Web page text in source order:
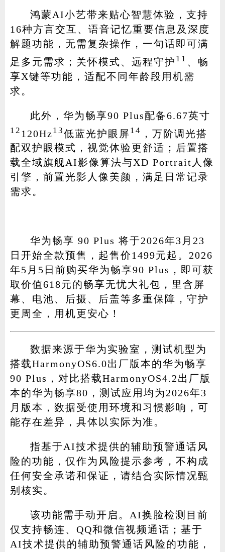
鸿蒙AI小艺带来贴心智慧体验，支持
16种方言交互、语音记忆重要信息及深度
解题功能，无需复杂操作，一句话即可满
足多元需求；关怀模式、远程守护 11 、畅
享X键等功能，适配不同年龄段用机需
求。
此外，华为畅享90 Plus配备6.67英寸
12 120Hz13低蓝光护眼屏14 ，万阶调光搭
配双护眼模式，视觉体验更舒适；后置搭
载全域旗舰AI影像算法与XD Portrait人像
引擎，前置光影人像美颜，满足日常记录
需求。
华为畅享 90 Plus 将于2026年3月23
日开始全款预售，起售价1499元起。2026
年5月5日前购买华为畅享90 Plus，即可获
取价值618元的畅享无忧大礼包，里含屏
幕、电池、后摄、后盖等多重保障，守护
更周全，用机更安心！
数据来源于华为实验室，测试机型为
搭载HarmonyOS6.0出厂版本的华为畅享
90 Plus，对比搭载HarmonyOS4.2出厂版
本的华为畅享80，测试应用均为2026年3
月版本，数据受使用环境和习惯影响，可
能存在差异，具体以实际为准。
指基于AI技术提供的辅助预警通话风
险的功能，仅作为风险提示参考，不构成
任何安全承诺和保证，请结合实际情况甄
别核实。
该功能需手动开启。AI换脸检测目前
仅支持畅连、QQ和微信视频通话；基于
AI技术提供的辅助预警通话风险的功能，